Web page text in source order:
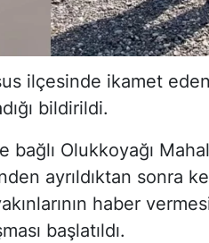
ilçesinde ikamet
bildirildi.
bağlı Olukkoyağı
ayrıldıktan sonra
haber
başlatıldı.